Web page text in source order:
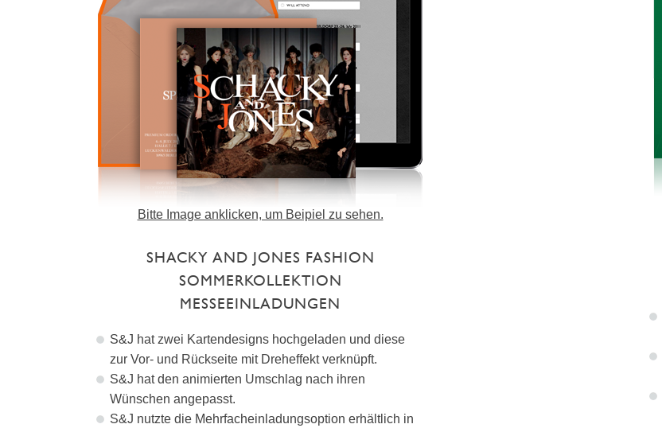
Bitte Image anklicken, um Beipiel zu sehen.
SHACKY AND JONES FASHION
SOMMERKOLLEKTION
MESSEEINLADUNGEN
S&J hat zwei Kartendesigns hochgeladen und diese
zur Vor- und Rückseite mit Dreheffekt verknüpft.
S&J hat den animierten Umschlag nach ihren
Wünschen angepasst.
S&J nutzte die Mehrfacheinladungsoption erhältlich in